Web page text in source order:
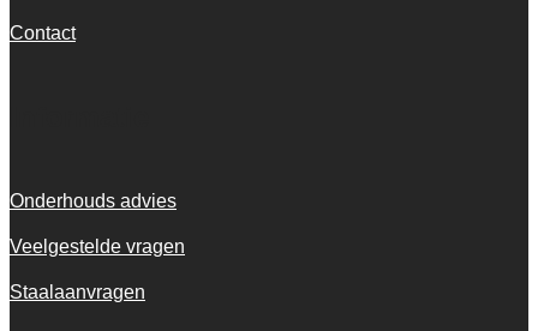
Contact
Onderhouds advies
Veelgestelde vragen
Staalaanvragen